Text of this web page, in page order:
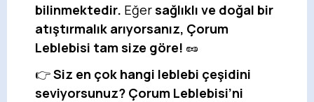
bilinmektedir. Eğersağlıklı ve doğal bir
atıştırmalık arıyorsanız, Çorum
Leblebisi tam size göre! 🥜
👉Siz en çok hangi leblebi çeşidini
seviyorsunuz? Çorum Leblebisi’ni